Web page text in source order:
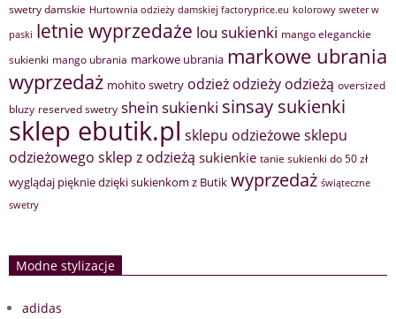
swetry damskie Hurtownia odzieży damskiej factoryprice.eu kolorowy sweter w
paski letnie wyprzedaże lou sukienki mango eleganckie
sukienki mango ubrania markowe ubrania markowe ubrania
wyprzedaż mohito swetry odzież odzieży odzieżą oversized
bluzy reserved swetry shein sukienki sinsay sukienki
sklep ebutik.pl sklepu odzieżowesklepu
odzieżowego sklep z odzieżą sukienkie tanie sukienki do 50 zł
wyglądaj pięknie dzięki sukienkom z Butik wyprzedaż świąteczne
swetry
Modne stylizacje
adidas